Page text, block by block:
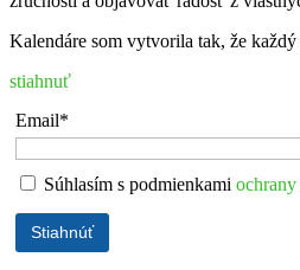
Kalendáre som vytvorila tak, že
stiahnuť
Email*
Súhlasím s podmienkami